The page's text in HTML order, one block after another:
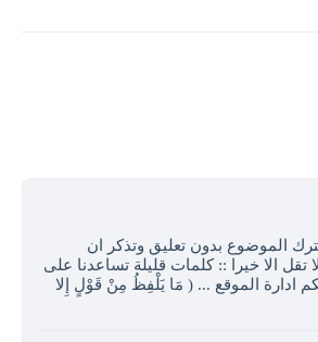
الموضوع بدون تعليق وتذكر ان
تقل الا خيرا :: كلمات قليلة تساعدنا على
ادارة الموقع ... ( مَا يَلْفِظُ مِنْ قَوْلٍ إِلا